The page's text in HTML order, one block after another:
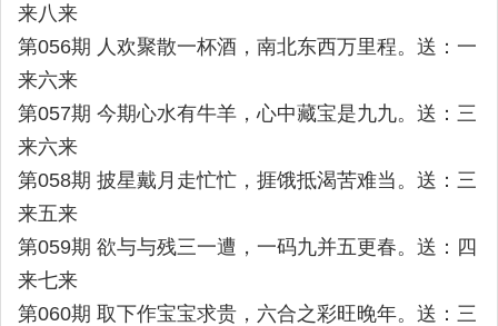
来八来
第056期 人欢聚散一杯酒，南北东西万里程。送：一
来六来
第057期 今期心水有牛羊，心中藏宝是九九。送：三
来六来
第058期 披星戴月走忙忙，捱饿抵渴苦难当。送：三
来五来
第059期 欲与与残三一遭，一码九并五更春。送：四
来七来
第060期 取下作宝宝求贵，六合之彩旺晚年。送：三